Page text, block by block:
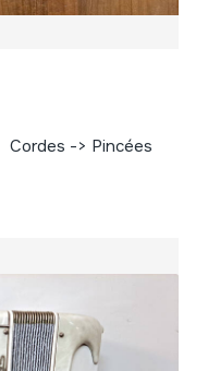
Cordes -> Pincées